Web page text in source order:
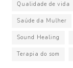
Qualidade de vida
Saúde da Mulher
Sound Healing
Terapia do som